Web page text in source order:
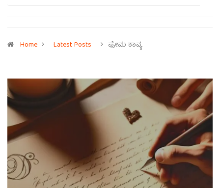
Home Latest Posts ಪ್ರೇಮ ಕಾವ್ಯ